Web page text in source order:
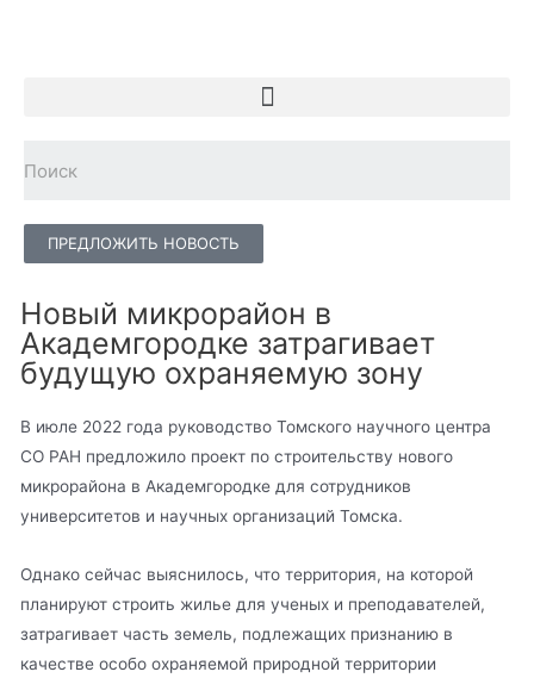
ПРЕДЛОЖИТЬ НОВОСТЬ
Новый микрорайон в
Академгородке затрагивает
будущую охраняемую зону
В июле 2022 года руководство Томского научного центра
СО РАН предложило проект по строительству нового
микрорайона в Академгородке для сотрудников
университетов и научных организаций Томска.
Однако сейчас выяснилось, что территория, на которой
планируют строить жилье для ученых и преподавателей,
затрагивает часть земель, подлежащих признанию в
качестве особо охраняемой природной территории